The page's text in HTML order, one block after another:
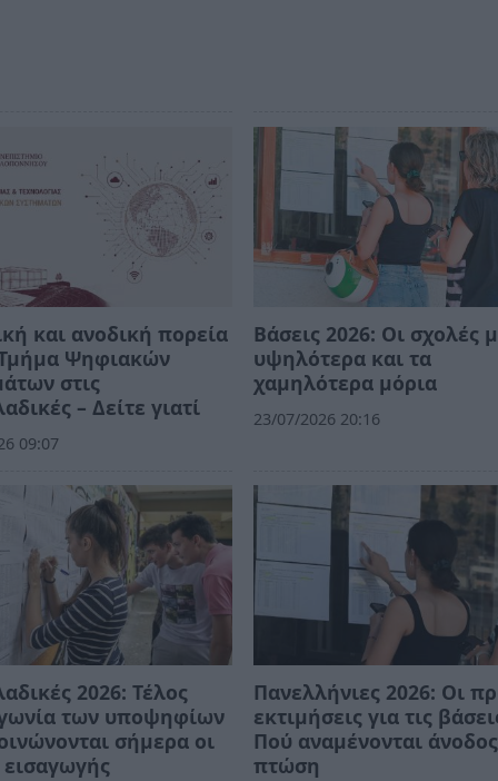
και ανοδική πορεία
Ψηφιακών
στις
– Δείτε γιατί
09:07
Βάσεις 2026: Οι σχολές
υψηλότερα και τα
χαμηλότερα μόρια
23/07/2026 20:16
2026: Τέλος
των υποψηφίων
σήμερα οι
εισαγωγής
Πανελλήνιες 2026: Οι
εκτιμήσεις για τις
Πού αναμένονται
πτώση